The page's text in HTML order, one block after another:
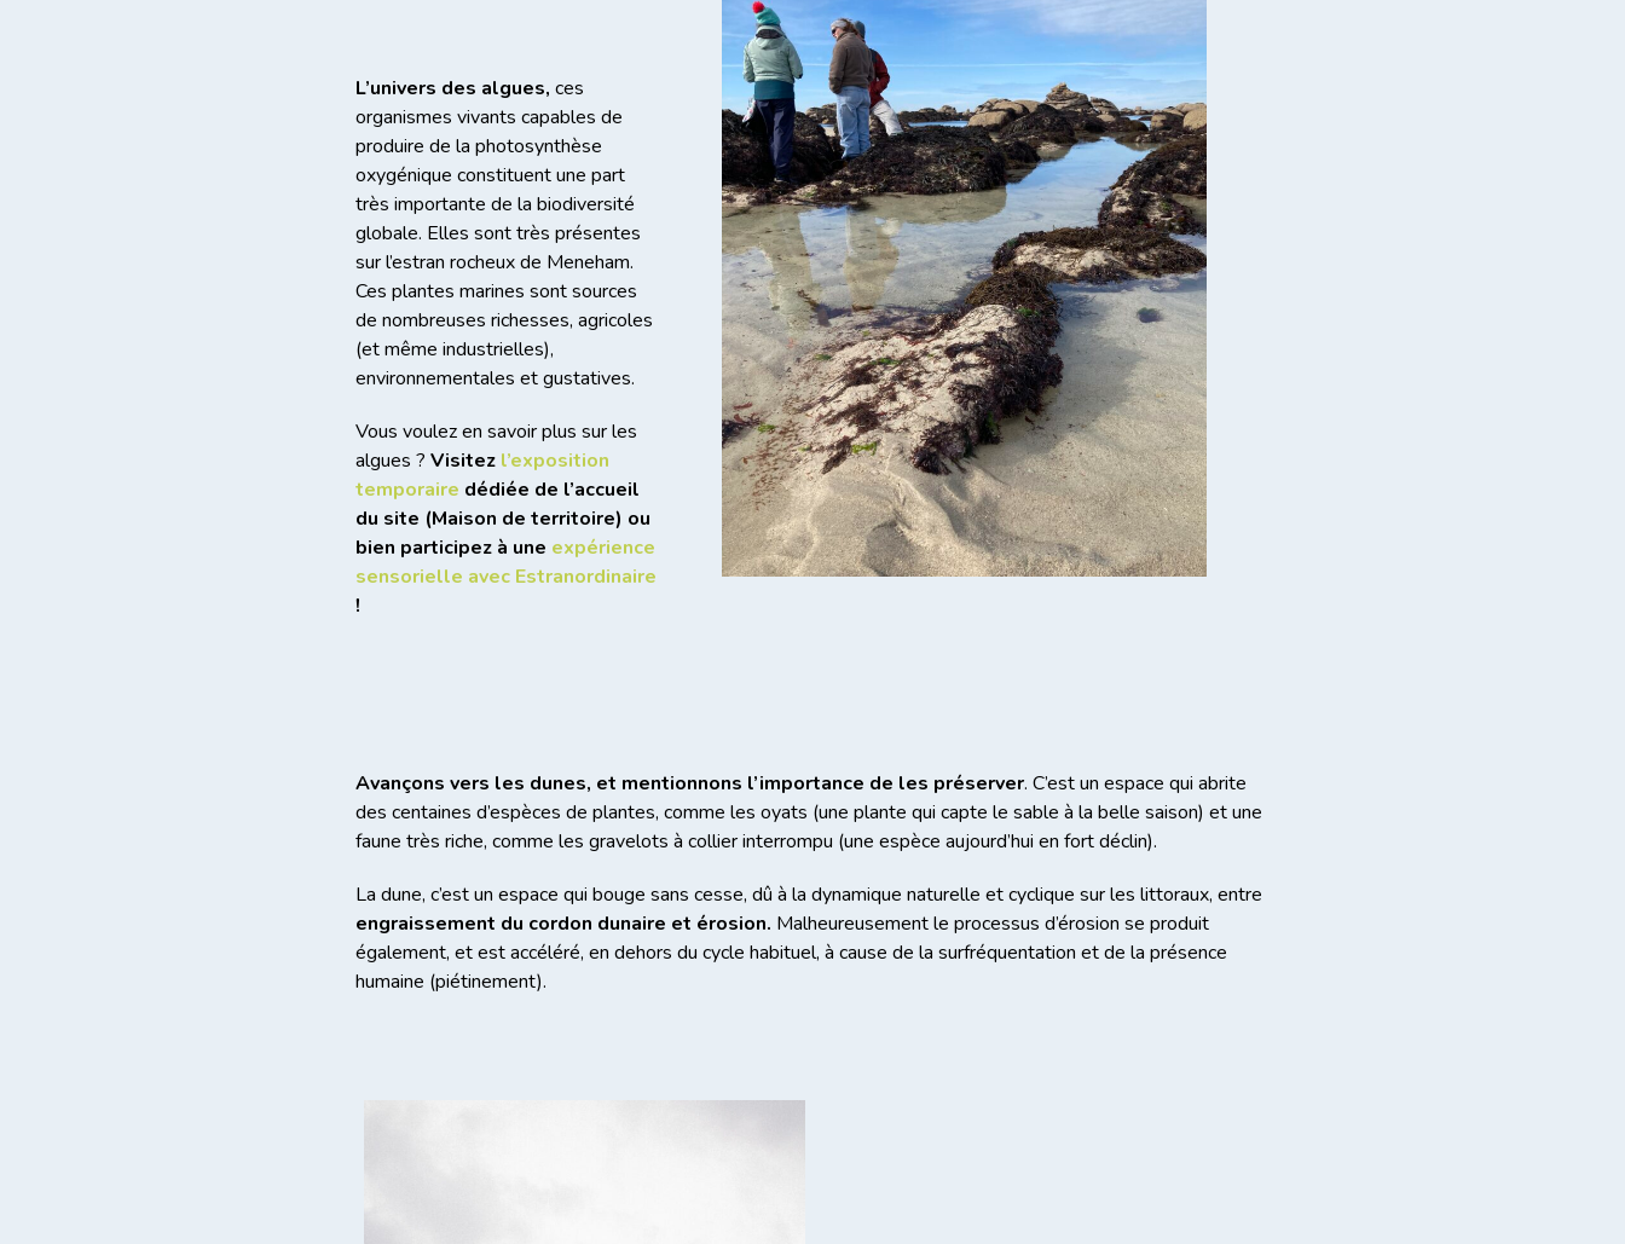
L’univers des algues, ces
organismes vivants capables de
produire de la photosynthèse
oxygénique constituent une part
très importante de la biodiversité
globale. Elles sont très présentes
sur l’estran rocheux de Meneham.
Ces plantes marines sont sources
de nombreuses richesses, agricoles
(et même industrielles),
environnementales et gustatives.
Vous voulez en savoir plus sur les
algues ? Visitez l’exposition
temporaire dédiée de l’accueil
du site (Maison de territoire) ou
bien participez à une expérience
sensorielle avec Estranordinaire
!
Avançons vers les dunes, et mentionnons l’importance de les préserver. C’est un espace qui abrite
des centaines d’espèces de plantes, comme les oyats (une plante qui capte le sable à la belle saison) et une
faune très riche, comme les gravelots à collier interrompu (une espèce aujourd’hui en fort déclin).
La dune, c’est un espace qui bouge sans cesse, dû à la dynamique naturelle et cyclique sur les littoraux, entre
engraissement du cordon dunaire et érosion. Malheureusement le processus d’érosion se produit
également, et est accéléré, en dehors du cycle habituel, à cause de la surfréquentation et de la présence
humaine (piétinement).